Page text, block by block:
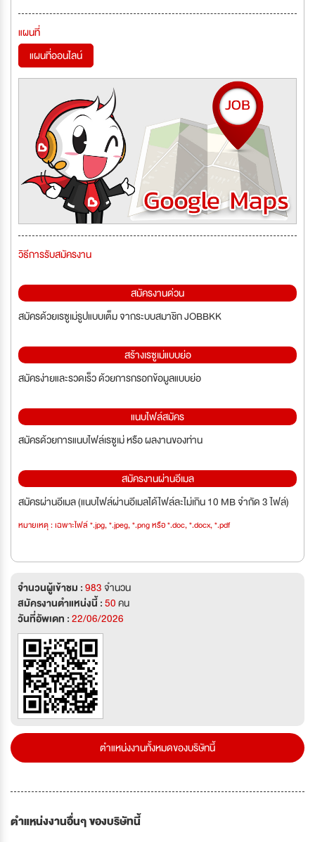
แผนที่
แผนที่ออนไลน์
วิธีการรับสมัครงาน
สมัครงานด่วน
สมัครด้วยเรซูเม่รูปแบบเต็ม จากระบบสมาชิก JOBBKK
สร้างเรซูเม่แบบย่อ
สมัครง่ายและรวดเร็ว ด้วยการกรอกข้อมูลแบบย่อ
แนบไฟล์สมัคร
สมัครด้วยการแนบไฟล์เรซูเม่ หรือ ผลงานของท่าน
สมัครงานผ่านอีเมล
สมัครผ่านอีเมล (แนบไฟล์ผ่านอีเมลได้ไฟล์ละไม่เกิน 10 MB จำกัด 3 ไฟล์)
หมายเหตุ : เฉพาะไฟล์ *.jpg, *.jpeg, *.png หรือ *.doc, *.docx, *.pdf
จำนวนผู้เข้าชม :983จำนวน
สมัครงานตำแหน่งนี้ :50คน
วันที่อัพเดท :22/06/2026
ตำแหน่งงานทั้งหมดของบริษัทนี้
ตำแหน่งงานอื่นๆ ของบริษัทนี้